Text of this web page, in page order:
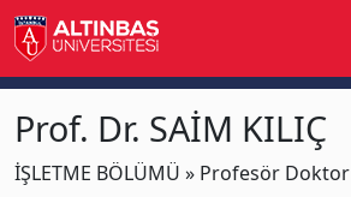
Prof. Dr. SAİM KILIÇ
İŞLETME BÖLÜMÜ » Profesör Doktor